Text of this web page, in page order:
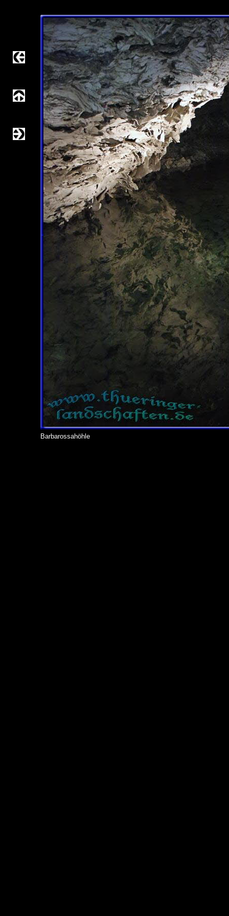
Barbarossahöhle